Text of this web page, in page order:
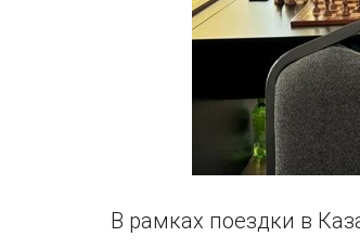
В рамках поездки в